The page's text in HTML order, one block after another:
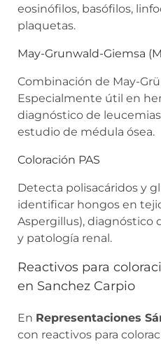
eosinófilos, basófilos,
plaquetas.
May-Grunwald-Giemsa
Combinación de May-
Especialmente útil en
diagnóstico de leucemias
estudio de médula ósea.
Coloración PAS
Detecta polisacáridos y
identificar hongos en
Aspergillus), diagnóstico
y patología renal.
Reactivos para
en Sanchez Carpio
En Representaciones
con reactivos para